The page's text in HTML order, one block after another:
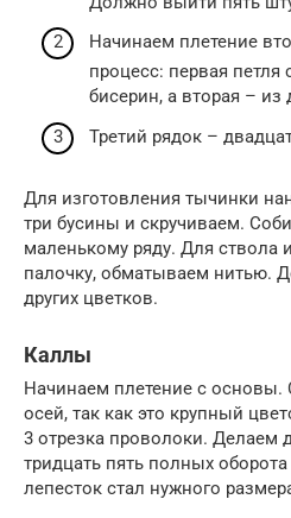
Начинаем плетение
процесс: первая петля
бисерин, а вторая – из
Третий рядок –
Для изготовления тычинки
три бусины и скручиваем.
маленькому ряду. Для ствола
палочку, обматываем нитью.
других цветков.
Каллы
Начинаем плетение с основы.
осей, так как это крупный
3 отрезка проволоки. Делаем
тридцать пять полных
лепесток стал нужного